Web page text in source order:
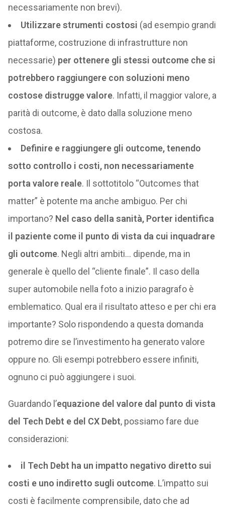
necessariamente non brevi).
Utilizzare strumenti costosi (ad esempio grandi
piattaforme, costruzione di infrastrutture non
necessarie) per ottenere gli stessi outcome che si
potrebbero raggiungere con soluzioni meno
costose distrugge valore. Infatti, il maggior valore, a
parità di outcome, è dato dalla soluzione meno
costosa.
Definire e raggiungere gli outcome, tenendo
sotto controllo i costi, non necessariamente
porta valore reale. Il sottotitolo “Outcomes that
matter” è potente ma anche ambiguo. Per chi
importano? Nel caso della sanità, Porter identifica
il paziente come il punto di vista da cui inquadrare
gli outcome. Negli altri ambiti… dipende, ma in
generale è quello del “cliente finale”. Il caso della
super automobile nella foto a inizio paragrafo è
emblematico. Qual era il risultato atteso e per chi era
importante? Solo rispondendo a questa domanda
potremo dire se l’investimento ha generato valore
oppure no. Gli esempi potrebbero essere infiniti,
ognuno ci può aggiungere i suoi.
Guardando l’equazione del valore dal punto di vista
del Tech Debt e del CX Debt, possiamo fare due
considerazioni:
il Tech Debt ha un impatto negativo diretto sui
costi e uno indiretto sugli outcome. L’impatto sui
costi è facilmente comprensibile, dato che ad